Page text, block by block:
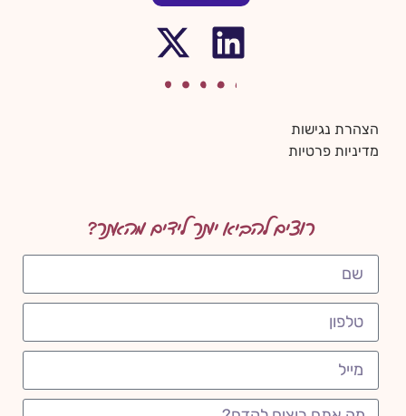
רוצים להביא יותר לידים מהאתר?
הצהרת נגישות
מדיניות פרטיות